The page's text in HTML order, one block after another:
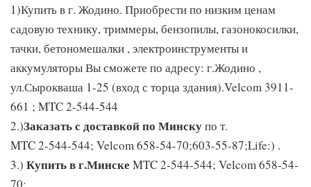
1)Купить в г. Жодино. Приобрести по низким ценам
садовую технику, триммеры, бензопилы, газонокосилки,
тачки, бетономешалки , электроинструменты и
аккумуляторы Вы сможете по адресу: г.Жодино ,
ул.Сырокваша 1-25 (вход с торца здания).Velcom 3911-
661 ; MTC 2-544-544
2.)Заказать с доставкой по Минскупо т.
MTC 2-544-544; Velcom 658-54-70;603-55-87;Life:) .
3.) Купить в г.Минске MTC 2-544-544; Velcom 658-54-